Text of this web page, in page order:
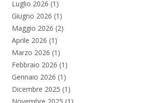
Luglio 2026 (1)
Giugno 2026 (1)
Maggio 2026 (2)
Aprile 2026 (1)
Marzo 2026 (1)
Febbraio 2026 (1)
Gennaio 2026 (1)
Dicembre 2025 (1)